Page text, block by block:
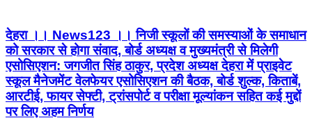
देहरा ।। News123 ।। निजी स्कूलों की समस्याओं के समाधान
को सरकार से होगा संवाद, बोर्ड अध्यक्ष व मुख्यमंत्री से मिलेगी
एसोसिएशन: जगजीत सिंह ठाकुर, प्रदेश अध्यक्ष देहरा में प्राइवेट
स्कूल मैनेजमेंट वेलफेयर एसोसिएशन की बैठक, बोर्ड शुल्क, किताबें,
आरटीई, फायर सेफ्टी, ट्रांसपोर्ट व परीक्षा मूल्यांकन सहित कई मुद्दों
पर लिए अहम निर्णय